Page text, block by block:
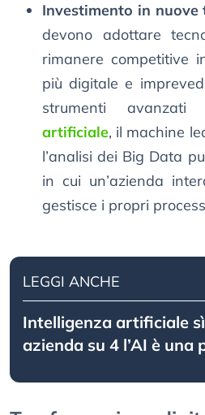
Investimento in nuove
devono adottare
rimanere competitive
più digitale e
strumenti avanzati
artificiale, il machine
l’analisi dei Big Data
in cui un’azienda
gestisce i propri
LEGGI ANCHE
Intelligenza artificiale
azienda su 4 l’AI è una